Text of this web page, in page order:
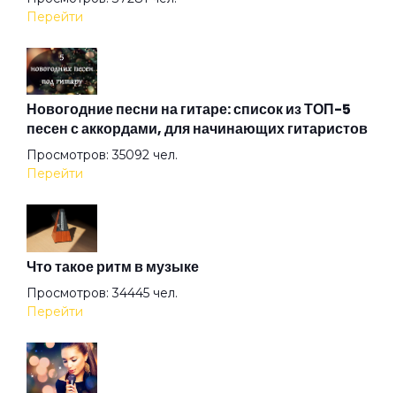
Звёзды
Зеркало (feat. Лэривэйн)
Зима
И смерть
Перейти
Новогодние песни на гитаре: список из ТОП-5
песен с аккордами, для начинающих гитаристов
Просмотров: 35092 чел.
Перейти
Что такое ритм в музыке
Просмотров: 34445 чел.
Перейти